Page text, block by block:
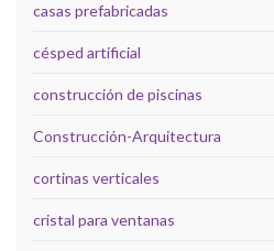
casas prefabricadas
césped artificial
construcción de piscinas
Construcción-Arquitectura
cortinas verticales
cristal para ventanas